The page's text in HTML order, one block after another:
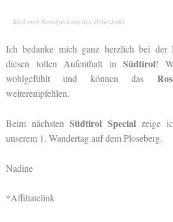
Blick vom Rosalpina auf den Peitlerkofel
Ich bedanke mich ganz herzlich bei der
diesen tollen Aufenthalt in Südtirol!
wohlgefühlt und können das
weiterempfehlen.
Beim nächsten Südtirol Specialzeige
unserem 1. Wandertag auf dem Ploseberg.
Nadine
*Affiliatelink